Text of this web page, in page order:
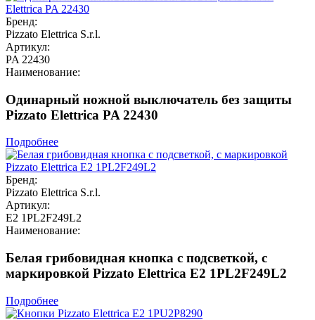
Бренд:
Pizzato Elettrica S.r.l.
Артикул:
PA 22430
Наименование:
Одинарный ножной выключатель без защиты
Pizzato Elettrica PA 22430
Подробнее
Бренд:
Pizzato Elettrica S.r.l.
Артикул:
E2 1PL2F249L2
Наименование:
Белая грибовидная кнопка с подсветкой, с
маркировкой Pizzato Elettrica E2 1PL2F249L2
Подробнее